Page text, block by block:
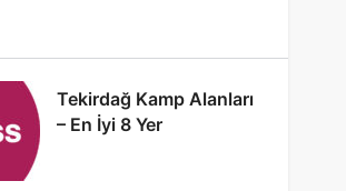
Tekirdağ Kamp Alanları
– En İyi 8 Yer